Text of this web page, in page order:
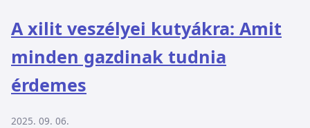
A xilit veszélyei kutyákra: Amit
minden gazdinak tudnia
érdemes
2025. 09. 06.